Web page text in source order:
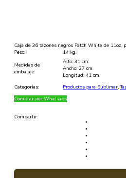
Caja de 36 tazones negros Patch White de
Peso:
14 kg.
Medidas de
embalaje:
Alto: 31 cm.
Ancho: 27 cm.
Longitud: 41 cm.
Categorías:
Productos para Sublimar,
Comprar por Whatsapp
Compartir: